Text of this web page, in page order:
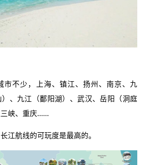
市不少，上海、镇江、扬州、南京、九
、九江（鄱阳湖）、武汉、岳阳（洞庭
峡、重庆......
江航线的可玩度是最高的。